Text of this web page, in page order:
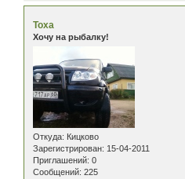
Тоха
Хочу на рыбалку!
Откуда: Кицково
Зарегистрирован: 15-04-2011
Приглашений: 0
Сообщений: 225